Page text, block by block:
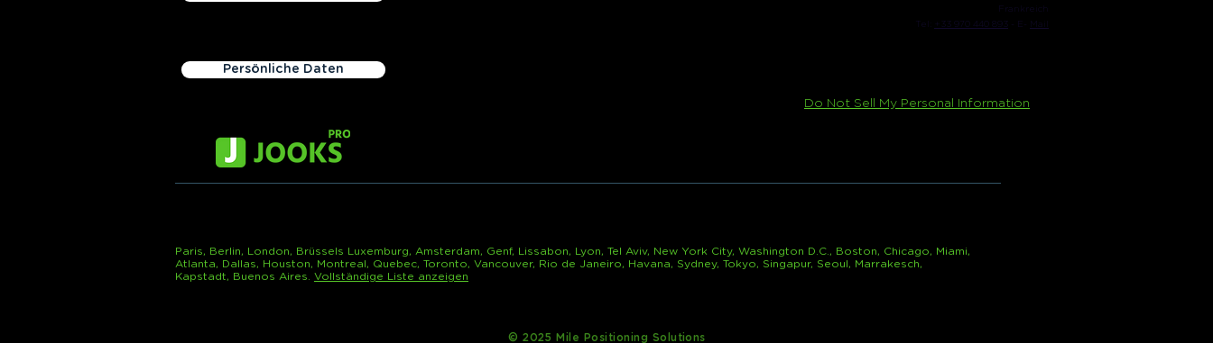
Persönliche Daten
Frankreich
Tel:
+33 970 440 893 Mail
Do Not Sell My Personal Information
Paris, Berlin, London, Brüssels Luxemburg, Amsterdam, Genf, Lissabon, Lyon, Tel Aviv, New York City, Washington D.C., Boston, Chicago, Miami,
Atlanta, Dallas, Houston, Montreal, Quebec, Toronto, Vancouver, Rio de Janeiro, Havana, Sydney, Tokyo, Singapur, Seoul, Marrakesch,
Kapstadt, Buenos Aires.
Vollständige Liste anzeigen
© 2025 Mile Positioning Solutions